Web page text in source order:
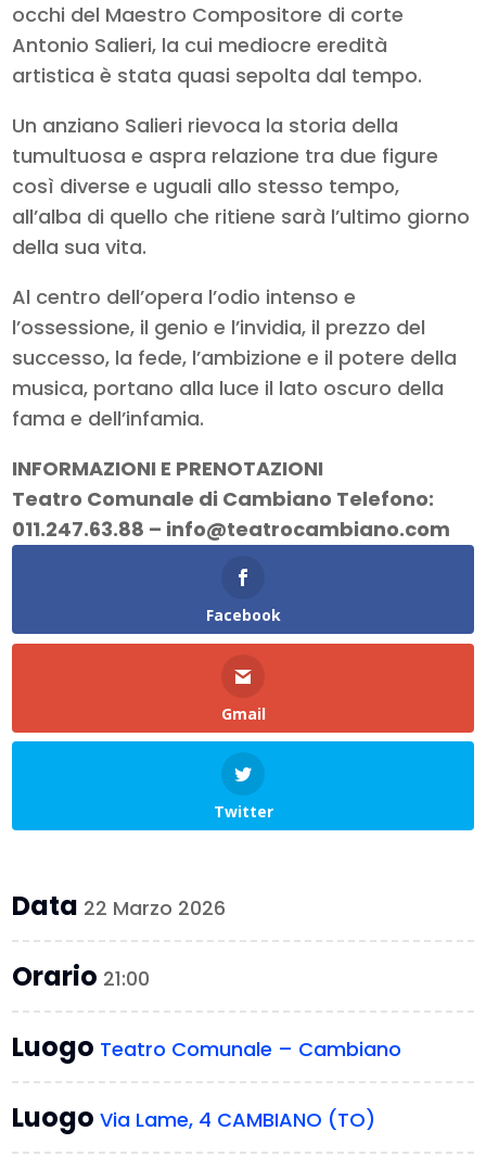
occhi del Maestro Compositore di corte
Antonio Salieri, la cui mediocre eredità
artistica è stata quasi sepolta dal tempo.
Un anziano Salieri rievoca la storia della
tumultuosa e aspra relazione tra due figure
così diverse e uguali allo stesso tempo,
all’alba di quello che ritiene sarà l’ultimo giorno
della sua vita.
Al centro dell’opera l’odio intenso e
l’ossessione, il genio e l’invidia, il prezzo del
successo, la fede, l’ambizione e il potere della
musica, portano alla luce il lato oscuro della
fama e dell’infamia.
INFORMAZIONI E PRENOTAZIONI
Teatro Comunale di Cambiano Telefono:
011.247.63.88 – info@teatrocambiano.com
Facebook
Gmail
Twitter
Data 22 Marzo 2026
Orario 21:00
Luogo Teatro Comunale – Cambiano
LuogoVia Lame, 4 CAMBIANO (TO)